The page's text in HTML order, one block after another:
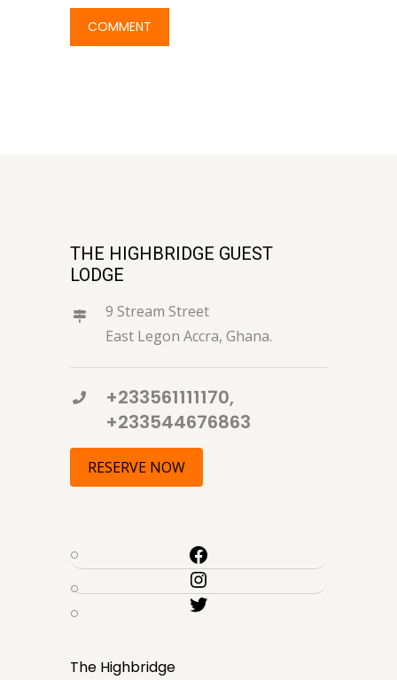
THE HIGHBRIDGE GUEST
LODGE
9 Stream Street
East Legon Accra, Ghana.
+233561111170,
+233544676863
RESERVE NOW
The Highbridge